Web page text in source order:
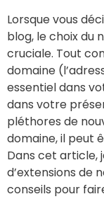
Lorsque vous
blog, le choix du
cruciale. Tout
domaine
essentiel dans
dans votre
pléthores de
domaine, il peut
Dans cet article,
d’extensions de
conseils pour